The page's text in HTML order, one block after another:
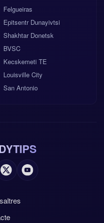
Felgueiras
Epitsentr Dunayivtsi
Shakhtar Donetsk
BVSC
Kecskemeti TE
Louisville City
San Antonio